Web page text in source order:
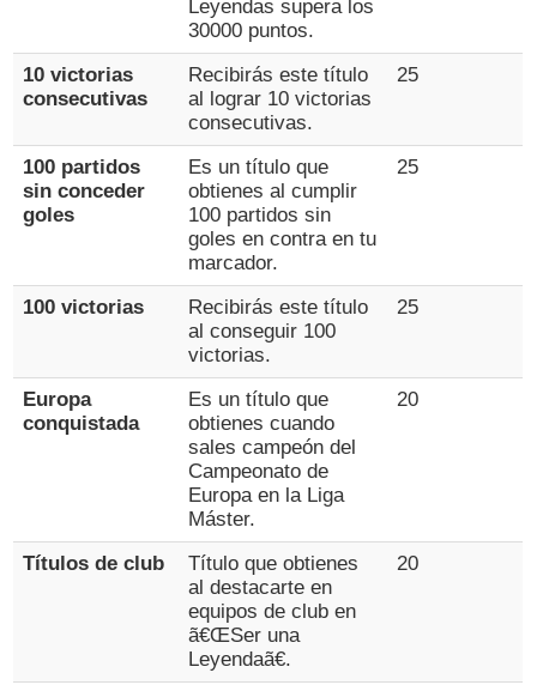
Leyendas supera los
30000 puntos.
10 victorias
consecutivas
Recibirás este título
al lograr 10 victorias
consecutivas.
25
100 partidos
sin conceder
goles
Es un título que
obtienes al cumplir
100 partidos sin
goles en contra en tu
marcador.
25
100 victorias
Recibirás este título
al conseguir 100
victorias.
25
Europa
conquistada
Es un título que
obtienes cuando
sales campeón del
Campeonato de
Europa en la Liga
Máster.
20
Títulos de club
Título que obtienes
al destacarte en
equipos de club en
ã€ŒSer una
Leyendaã€.
20